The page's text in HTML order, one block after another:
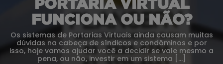
FUNCIONA OU NÃO?
Os sistemas de Portarias Virtuais ainda causam muitas
dúvidas na cabeça de síndicos e condôminos e por
isso, hoje vamos ajudar você a decidir se vale mesmo a
pena, ou não, investir em um sistema […]